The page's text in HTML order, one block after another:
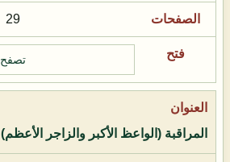
29
تصفح
المراقبة (الواعظ الأكبر والزاجر الأعظم)